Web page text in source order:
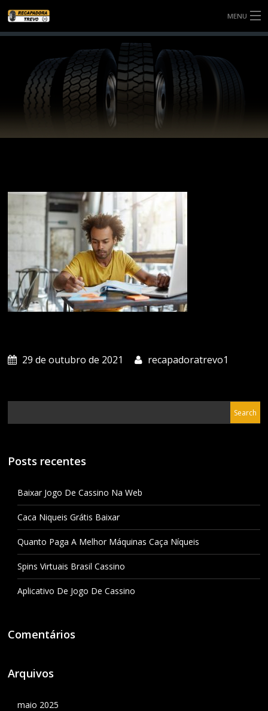
MENU
SERVIÇOS
NOTÍCIAS
29 de outubro de 2021 recapadoratrevo1
Posts recentes
Baixar Jogo De Cassino Na Web
Caca Niqueis Grátis Baixar
Quanto Paga A Melhor Máquinas Caça Níqueis
Spins Virtuais Brasil Cassino
Aplicativo De Jogo De Cassino
Comentários
Arquivos
maio 2025